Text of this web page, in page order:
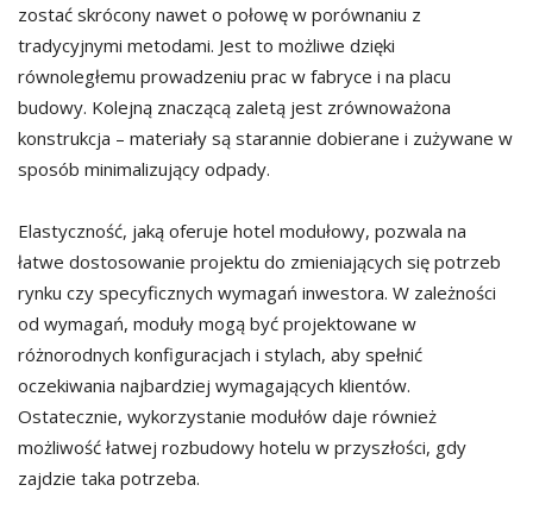
zostać skrócony nawet o połowę w porównaniu z
tradycyjnymi metodami. Jest to możliwe dzięki
równoległemu prowadzeniu prac w fabryce i na placu
budowy. Kolejną znaczącą zaletą jest zrównoważona
konstrukcja – materiały są starannie dobierane i zużywane w
sposób minimalizujący odpady.
Elastyczność, jaką oferuje hotel modułowy, pozwala na
łatwe dostosowanie projektu do zmieniających się potrzeb
rynku czy specyficznych wymagań inwestora. W zależności
od wymagań, moduły mogą być projektowane w
różnorodnych konfiguracjach i stylach, aby spełnić
oczekiwania najbardziej wymagających klientów.
Ostatecznie, wykorzystanie modułów daje również
możliwość łatwej rozbudowy hotelu w przyszłości, gdy
zajdzie taka potrzeba.